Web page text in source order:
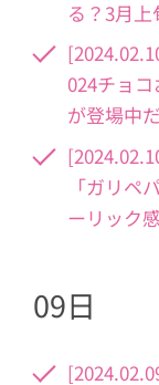
る？3月
024チョ
が登場中
「ガリペ
ーリック
09日